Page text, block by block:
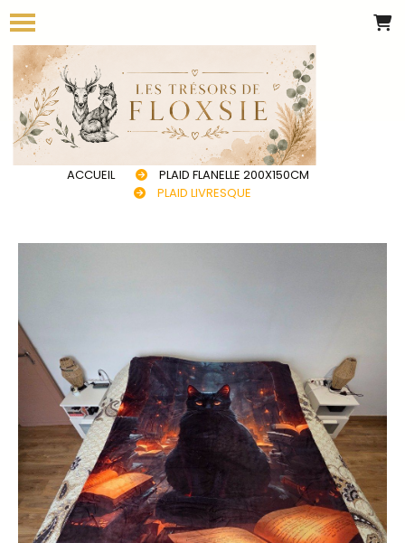
ACCUEIL
PLAID FLANELLE 200X150CM
PLAID LIVRESQUE